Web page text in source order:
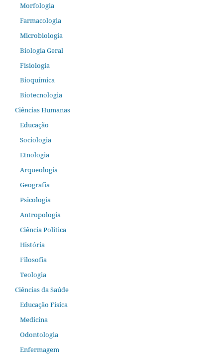
Morfologia
Farmacologia
Microbiologia
Biologia Geral
Fisiologia
Bioquímica
Biotecnologia
Ciências Humanas
Educação
Sociologia
Etnologia
Arqueologia
Geografia
Psicologia
Antropologia
Ciência Política
História
Filosofia
Teologia
Ciências da Saúde
Educação Física
Medicina
Odontologia
Enfermagem